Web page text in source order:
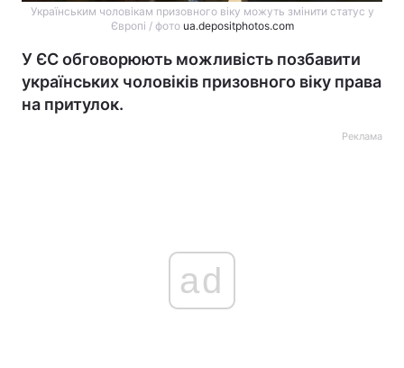
Українським чоловікам призовного віку можуть змінити статус у
Європі / фото ua.depositphotos.com
У ЄС обговорюють можливість позбавити
українських чоловіків призовного віку права
на притулок.
Реклама
ad